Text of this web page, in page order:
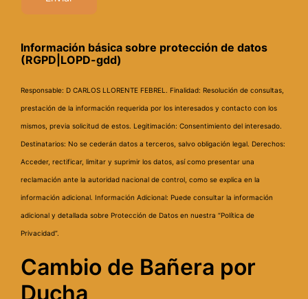
Información básica sobre protección de datos
(RGPD|LOPD-gdd)
Responsable: D CARLOS LLORENTE FEBREL. Finalidad: Resolución de consultas,
prestación de la información requerida por los interesados y contacto con los
mismos, previa solicitud de estos. Legitimación: Consentimiento del interesado.
Destinatarios: No se cederán datos a terceros, salvo obligación legal. Derechos:
Acceder, rectificar, limitar y suprimir los datos, así como presentar una
reclamación ante la autoridad nacional de control, como se explica en la
información adicional. Información Adicional: Puede consultar la información
adicional y detallada sobre Protección de Datos en nuestra “Política de
Privacidad”.
Cambio de Bañera por
Ducha